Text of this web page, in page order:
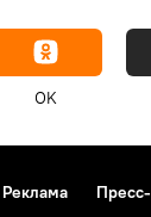
OK
Реклама